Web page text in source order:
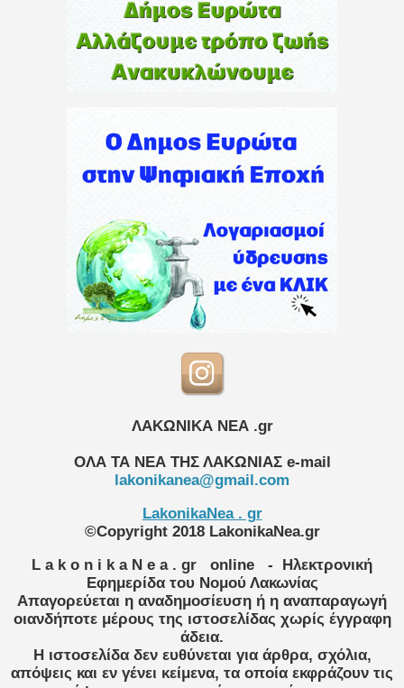
ΛΑΚΩΝΙΚΑ ΝΕΑ .gr
ΟΛΑ ΤΑ ΝΕΑ ΤΗΣ ΛΑΚΩΝΙΑΣ e-mail
lakonikanea@gmail.com
LakonikaNea . gr
©Copyright 2018 LakonikaNea.gr
L a k o n i k a N e a . gr
online
- Ηλεκτρονική
Εφημερίδα του Νομού Λακωνίας
Απαγορεύεται η αναδημοσίευση ή η αναπαραγωγή
οιανδήποτε μέρους της ιστοσελίδας χωρίς έγγραφη
άδεια.
Η ιστοσελίδα δεν ευθύνεται για άρθρα, σχόλια,
απόψεις και εν γένει κείμενα, τα οποία εκφράζουν τις